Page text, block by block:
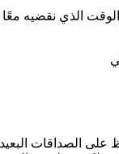
الذي نقضيه معًا
على الصداقات